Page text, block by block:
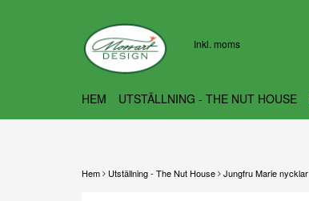
Hem Utställning - The Nut House Jungfru Marie nycklar
Inkl. moms
HEM UTSTÄLLNING - THE NUT HOUSE